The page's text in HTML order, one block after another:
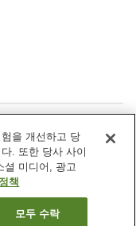
을 개선하고 당
. 또한 당사 사이
셜 미디어, 광고
책
모두 수락